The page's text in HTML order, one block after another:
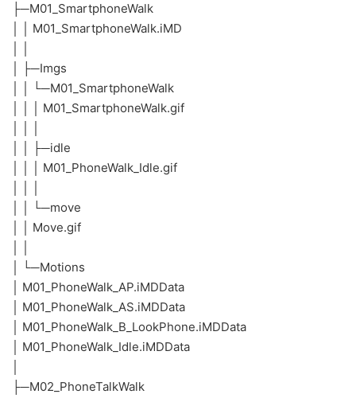
├─M01_SmartphoneWalk
│ │ M01_SmartphoneWalk.iMD
│ ├─Imgs
│ │ └─M01_SmartphoneWalk
│ │ │ M01_SmartphoneWalk.gif
│ │ ├─idle
│ │ │ M01_PhoneWalk_Idle.gif
│ │ └─move
│ │ Move.gif
│ └─Motions
│ M01_PhoneWalk_AP.iMDData
│ M01_PhoneWalk_AS.iMDData
│ M01_PhoneWalk_B_LookPhone.iMDData
│ M01_PhoneWalk_Idle.iMDData
├─M02_PhoneTalkWalk